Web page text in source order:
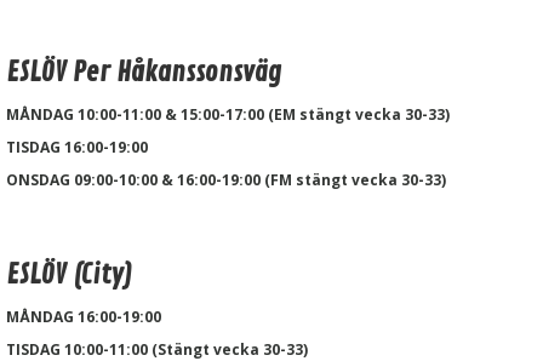
ESLÖV Per Håkanssonsväg
MÅNDAG 10:00-11:00 & 15:00-17:00 (EM stängt vecka 30-33)
TISDAG 16:00-19:00
ONSDAG 09:00-10:00 & 16:00-19:00 (FM stängt vecka 30-33)
ESLÖV (City)
MÅNDAG 16:00-19:00
TISDAG 10:00-11:00 (Stängt vecka 30-33)